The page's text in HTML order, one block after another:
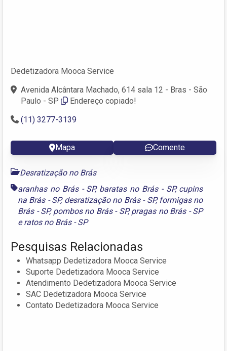
Dedetizadora Mooca Service
Avenida Alcântara Machado, 614 sala 12 - Bras - São
Paulo - SP
Endereço copiado!
(11) 3277-3139
Mapa Comente
Desratização no Brás
aranhas no Brás - SP, baratas no Brás - SP, cupins
na Brás - SP, desratização no Brás - SP, formigas no
Brás - SP, pombos no Brás - SP,pragas no Brás - SP
eratos no Brás - SP
Pesquisas Relacionadas
Whatsapp Dedetizadora Mooca Service
Suporte Dedetizadora Mooca Service
Atendimento Dedetizadora Mooca Service
SAC Dedetizadora Mooca Service
Contato Dedetizadora Mooca Service